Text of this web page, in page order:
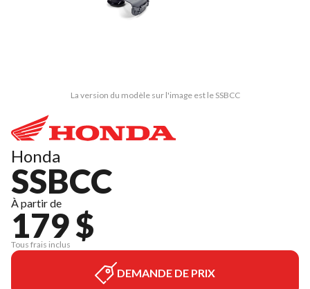
La version du modèle sur l'image est le SSBCC
Honda
SSBCC
À partir de
179 $
Tous frais inclus
DEMANDE DE PRIX